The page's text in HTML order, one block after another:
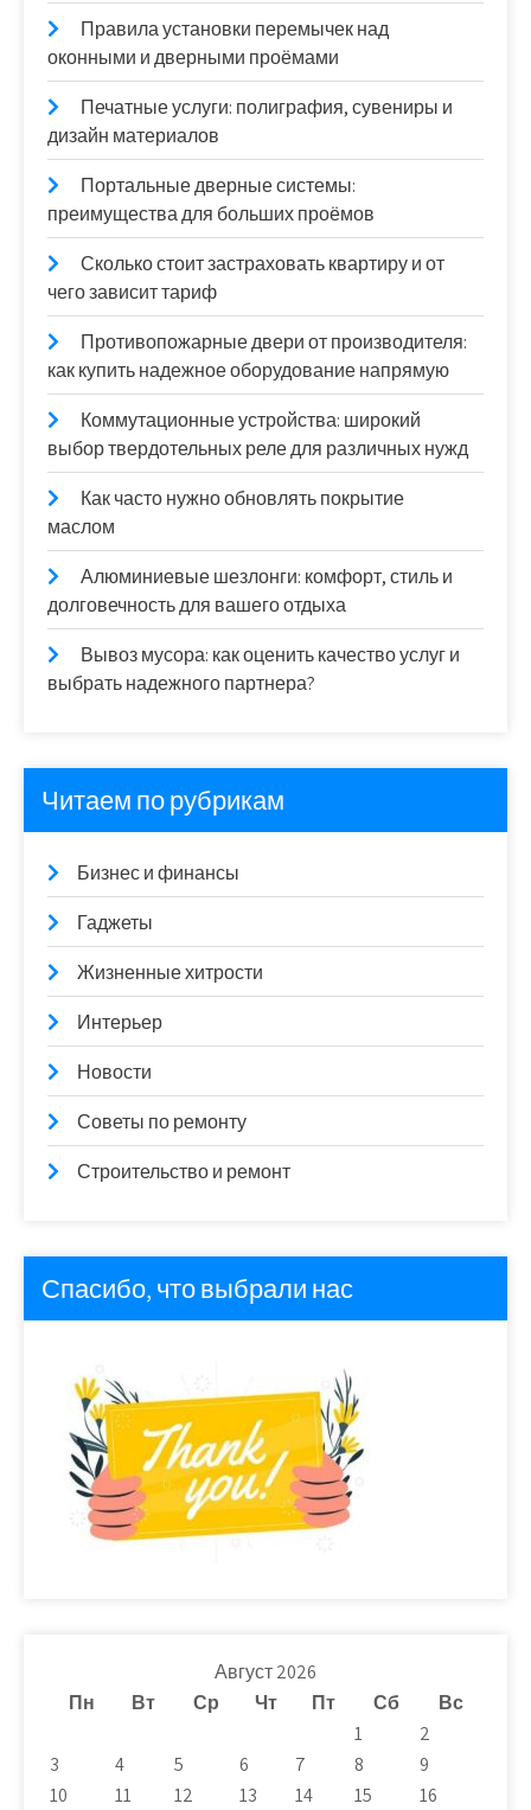
Правила установки перемычек над
оконными и дверными проёмами
Печатные услуги: полиграфия, сувениры и
дизайн материалов
Портальные дверные системы:
преимущества для больших проёмов
Сколько стоит застраховать квартиру и от
чего зависит тариф
Противопожарные двери от производителя:
как купить надежное оборудование напрямую
Коммутационные устройства: широкий
выбор твердотельных реле для различных нужд
Как часто нужно обновлять покрытие
маслом
Алюминиевые шезлонги: комфорт, стиль и
долговечность для вашего отдыха
Вывоз мусора: как оценить качество услуг и
выбрать надежного партнера?
Читаем по рубрикам
Бизнес и финансы
Гаджеты
Жизненные хитрости
Интерьер
Новости
Советы по ремонту
Строительство и ремонт
Спасибо, что выбрали нас
Август 2026
Пн
Вт Ср Чт Пт Сб
Вс
1
2
3
4 5 6 7 8
9
10
11 12 13 14 15 16